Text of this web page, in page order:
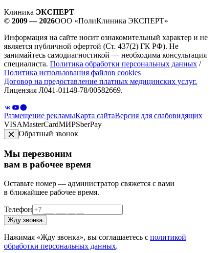
Клиника ЭКСПЕРТ
© 2009 — 2026ООО «ПолиКлиника ЭКСПЕРТ»
Информация на сайте носит ознакомительный характер и не
является публичной офертой (Ст. 437(2) ГК РФ). Не
занимайтесь самодиагностикой — необходима консультация
специалиста. Политика обработки персональных данных /
Политика использования файлов cookies
Договор на предоставление платных медицинских услуг.
Лицензия Л041-01148-78/00582669.
Размещение рекламыКарта сайтаВерсия для слабовидящих
VISAMasterCardМИРSberPay
Обратный звонок
Мы перезвоним
вам в рабочее время
Оставьте номер — администратор свяжется с вами
в ближайшее рабочее время.
Телефон
Жду звонка
Нажимая «Жду звонка», вы соглашаетесь с политикой
обработки персональных данных.